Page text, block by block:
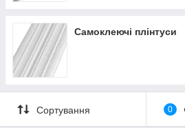
Самоклеючі плінтуси
Сортування 0